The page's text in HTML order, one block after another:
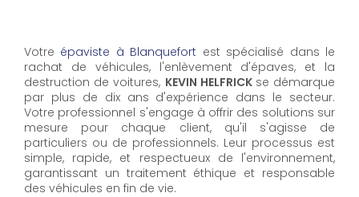
Votre épaviste à Blanquefort est spécialisé dans le
rachat de véhicules, l'enlèvement d'épaves, et la
destruction de voitures, KEVIN HELFRICK se démarque
par plus de dix ans d'expérience dans le secteur.
Votre professionnel s'engage à offrir des solutions sur
mesure pour chaque client, qu'il s'agisse de
particuliers ou de professionnels. Leur processus est
simple, rapide, et respectueux de l'environnement,
garantissant un traitement éthique et responsable
des véhicules en fin de vie.